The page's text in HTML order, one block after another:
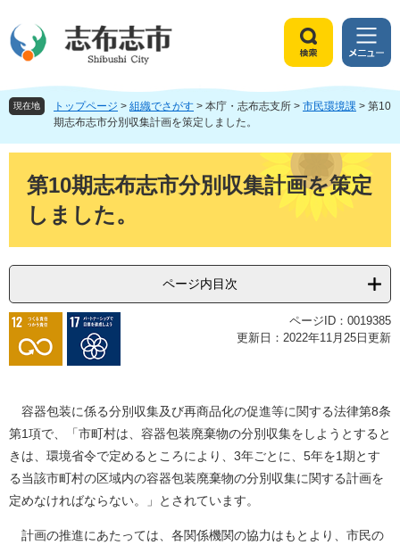
ジ
頭
ュ
飛
索
メ
ニ
ュ
ー
現在地 トップページ > 組織でさがす > 本庁・志布志支所 > 市民環境課 > 第10
期志布志市分別収集計画を策定しました。
第10期志布志市分別収集計画を策定
しました。
ページ内目次
ページID：0019385
更新日：2022年11月25日更新
容器包装に係る分別収集及び再商品化の促進等に関する法律第8条
第1項で、「市町村は、容器包装廃棄物の分別収集をしようとすると
きは、環境省令で定めるところにより、3年ごとに、5年を1期とす
る当該市町村の区域内の容器包装廃棄物の分別収集に関する計画を
定めなければならない。」とされています。
計画の推進にあたっては、各関係機関の協力はもとより、市民の